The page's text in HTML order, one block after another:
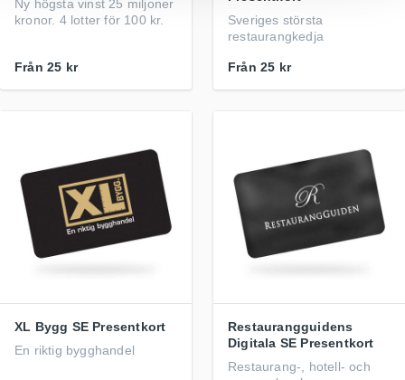
Ny högsta vinst 25 miljoner
kronor. 4 lotter för 100 kr.
Från 25 kr
Sveriges största
restaurangkedja
Från 25 kr
XL Bygg SE Presentkort
En riktig bygghandel
Restaurangguidens
Digitala SE Presentkort
Restaurang-, hotell- och